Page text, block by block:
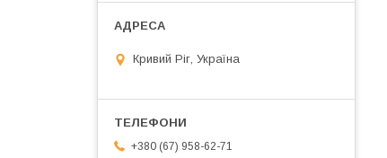
Кривий Ріг, Україна
+380 (67) 958-62-71